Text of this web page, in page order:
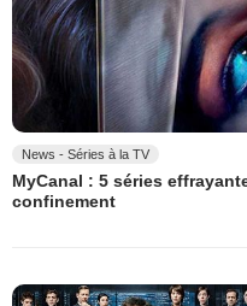
News - Séries à la TV
MyCanal : 5 séries
confinement